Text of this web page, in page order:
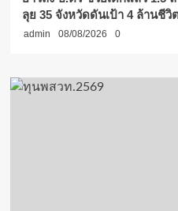
ลุย 35 จังหวัดดันเป้า 4 ล้านชีวิ
admin 08/08/2026 0